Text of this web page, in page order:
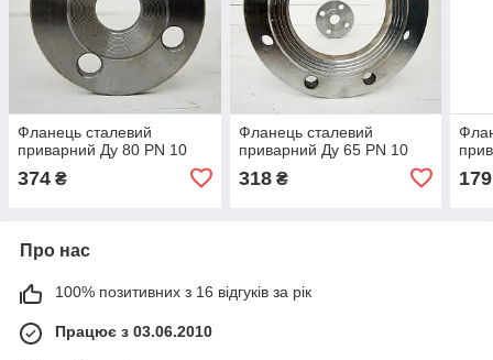
Фланець сталевий
приварний Ду 80 PN 10
374 ₴
Фланець сталевий
приварний Ду 65 PN 10
318₴ 179
Про нас
100% позитивних з 16 відгуків за рік
Працює з 03.06.2010